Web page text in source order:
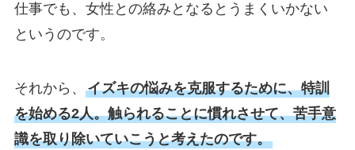
仕事でも、女性との絡みとなるとうまくいかない
というのです。
それから、 イズキの悩みを克服するために、特訓
を始める2人。触られることに慣れさせて、苦手意
識を取り除いていこうと考えたのです。